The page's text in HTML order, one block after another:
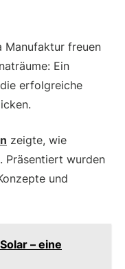
Manufaktur freuen
Ein
erfolgreiche
zeigte, wie
Präsentiert wurden
und
– eine